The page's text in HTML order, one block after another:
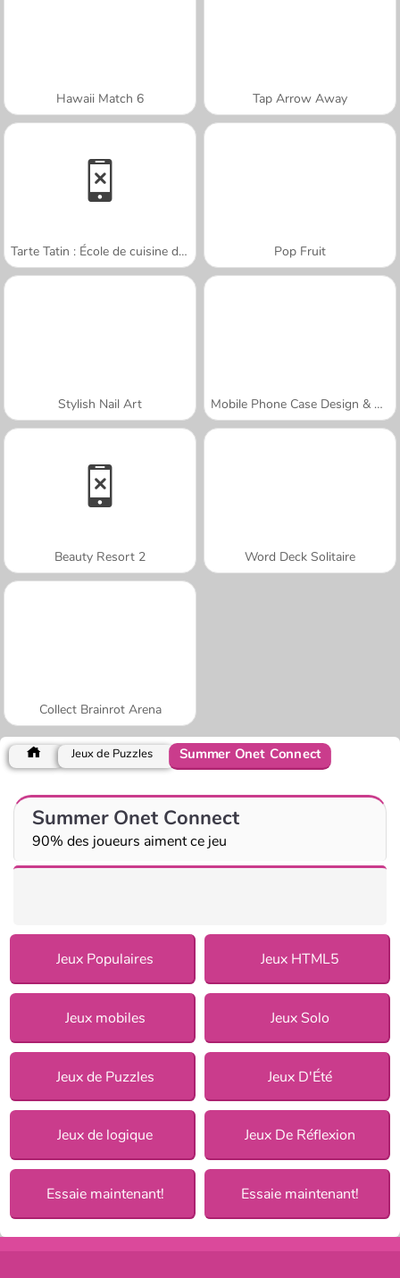
Hawaii Match 6 Tap Arrow Away
Tarte Tatin : École de cuisine de Sara Pop Fruit
Stylish Nail Art Mobile Phone Case Design & DIY
Beauty Resort 2 Word Deck Solitaire
Collect Brainrot Arena
Jeux de Puzzles Summer Onet Connect
Summer Onet Connect
90% des joueurs aiment ce jeu
Jeux Populaires Jeux HTML5
Jeux mobiles Jeux Solo
Jeux de Puzzles Jeux D'Été
Jeux de logique Jeux De Réflexion
Essaie maintenant! Essaie maintenant!